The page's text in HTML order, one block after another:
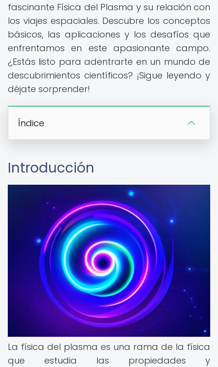
fascinante Física del Plasma y su relación con
los viajes espaciales. Descubre los conceptos
básicos, las aplicaciones y los desafíos que
enfrentamos en este apasionante campo.
¿Estás listo para adentrarte en un mundo de
descubrimientos científicos? ¡Sigue leyendo y
déjate sorprender!
Índice
Introducción
La física del plasma es una rama de la física
que estudia las propiedades y